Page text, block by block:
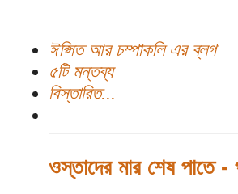
ঈপ্সিত আর চম্পাকলি এর ব্লগ
৫টি মন্তব্য
বিস্তারিত...
ওস্তাদের মার শেষ পাতে -